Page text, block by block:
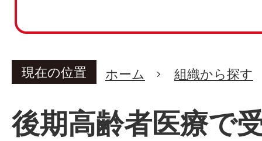
現在の位置 ホーム 組織から探す
後期高齢者医療で